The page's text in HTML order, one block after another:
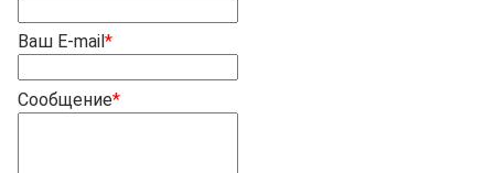
Ваш E-mail *
Сообщение*